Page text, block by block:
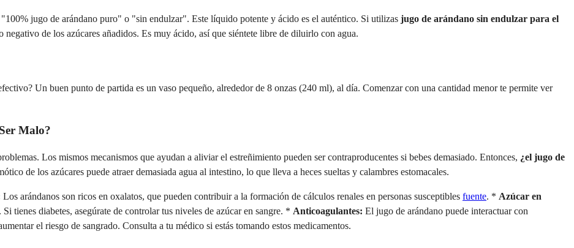
jugo de arándano puro" o "sin endulzar". Este líquido potente y ácido es el auténtico. Si utilizas jugo de arándano sin endulzar para el
negativo de los azúcares añadidos. Es muy ácido, así que siéntete libre de diluirlo con agua.
Un buen punto de partida es un vaso pequeño, alrededor de 8 onzas (240 ml), al día. Comenzar con una cantidad menor te permite ver
Malo?
Los mismos mecanismos que ayudan a aliviar el estreñimiento pueden ser contraproducentes si bebes demasiado. Entonces, ¿el jugo de
de los azúcares puede atraer demasiada agua al intestino, lo que lleva a heces sueltas y calambres estomacales.
Los arándanos son ricos en oxalatos, que pueden contribuir a la formación de cálculos renales en personas susceptibles fuente. * Azúcar en
tienes diabetes, asegúrate de controlar tus niveles de azúcar en sangre. * Anticoagulantes: El jugo de arándano puede interactuar con
el riesgo de sangrado. Consulta a tu médico si estás tomando estos medicamentos.